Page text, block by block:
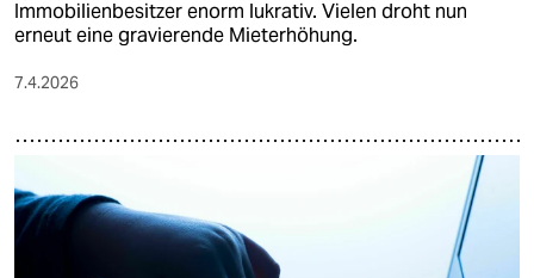
Immobilienbesitzer enorm lukrativ. Vielen droht nun
erneut eine gravierende Mieterhöhung.
7.4.2026